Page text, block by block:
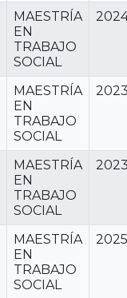
MAESTRÍA
EN
TRABAJO
SOCIAL
MAESTRÍA
EN
TRABAJO
SOCIAL
MAESTRÍA
EN
TRABAJO
SOCIAL
MAESTRÍA
EN
TRABAJO
SOCIAL
2025